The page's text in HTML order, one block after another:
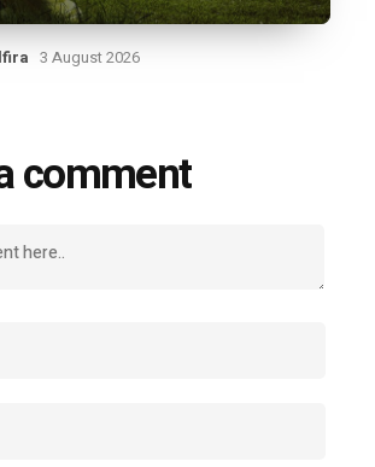
3 August 2026
comment